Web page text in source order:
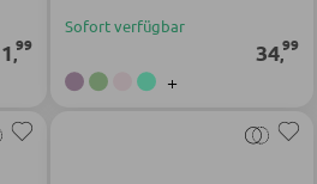
,99
Sofort verfügbar
34,99
+